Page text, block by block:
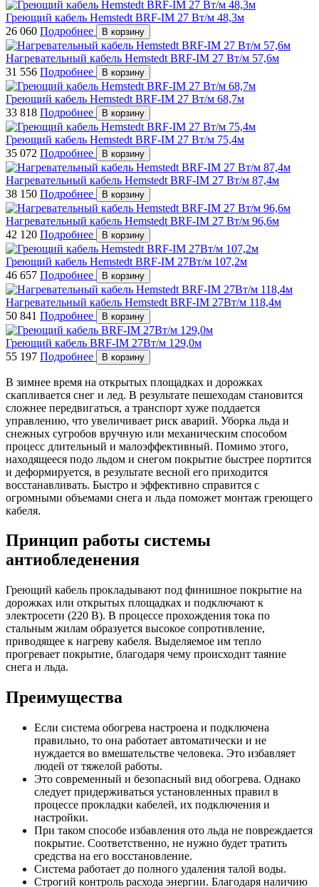
Греющий кабель Hemstedt BRF-IM 27 Вт/м 48,3м
26 060 Подробнее В корзину
Нагревательный кабель Hemstedt BRF-IM 27 Вт/м 57,6м
31 556 Подробнее В корзину
Греющий кабель Hemstedt BRF-IM 27 Вт/м 68,7м
33 818 Подробнее В корзину
Греющий кабель Hemstedt BRF-IM 27 Вт/м 75,4м
35 072 Подробнее В корзину
Нагревательный кабель Hemstedt BRF-IM 27 Вт/м 87,4м
38 150 Подробнее В корзину
Нагревательный кабель Hemstedt BRF-IM 27 Вт/м 96,6м
42 120 Подробнее В корзину
Греющий кабель Hemstedt BRF-IM 27Вт/м 107,2м
46 657 Подробнее В корзину
Нагревательный кабель Hemstedt BRF-IM 27Вт/м 118,4м
50 841 Подробнее В корзину
Греющий кабель BRF-IM 27Вт/м 129,0м
55 197 Подробнее В корзину
В зимнее время на открытых площадках и дорожках
скапливается снег и лед. В результате пешеходам становится
сложнее передвигаться, а транспорт хуже поддается
управлению, что увеличивает риск аварий. Уборка льда и
снежных сугробов вручную или механическим способом
процесс длительный и малоэффективный. Помимо этого,
находящееся подо льдом и снегом покрытие быстрее портится
и деформируется, в результате весной его приходится
восстанавливать. Быстро и эффективно справится с
огромными объемами снега и льда поможет монтаж греющего
кабеля.
Принцип работы системы
антиобледенения
Греющий кабель прокладывают под финишное покрытие на
дорожках или открытых площадках и подключают к
электросети (220 В). В процессе прохождения тока по
стальным жилам образуется высокое сопротивление,
приводящее к нагреву кабеля. Выделяемое им тепло
прогревает покрытие, благодаря чему происходит таяние
снега и льда.
Преимущества
Если система обогрева настроена и подключена
правильно, то она работает автоматически и не
нуждается во вмешательстве человека. Это избавляет
людей от тяжелой работы.
Это современный и безопасный вид обогрева. Однако
следует придерживаться установленных правил в
процессе прокладки кабелей, их подключения и
настройки.
При таком способе избавления ото льда не повреждается
покрытие. Соответственно, не нужно будет тратить
средства на его восстановление.
Система работает до полного удаления талой воды.
Строгий контроль расхода энергии. Благодаря наличию